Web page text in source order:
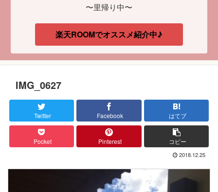
〜里帰り中〜
楽天ROOMでオススメ紹介中♪
IMG_0627
Twitter Facebook はてブ
Pocket Pinterest コピー
2018.12.25